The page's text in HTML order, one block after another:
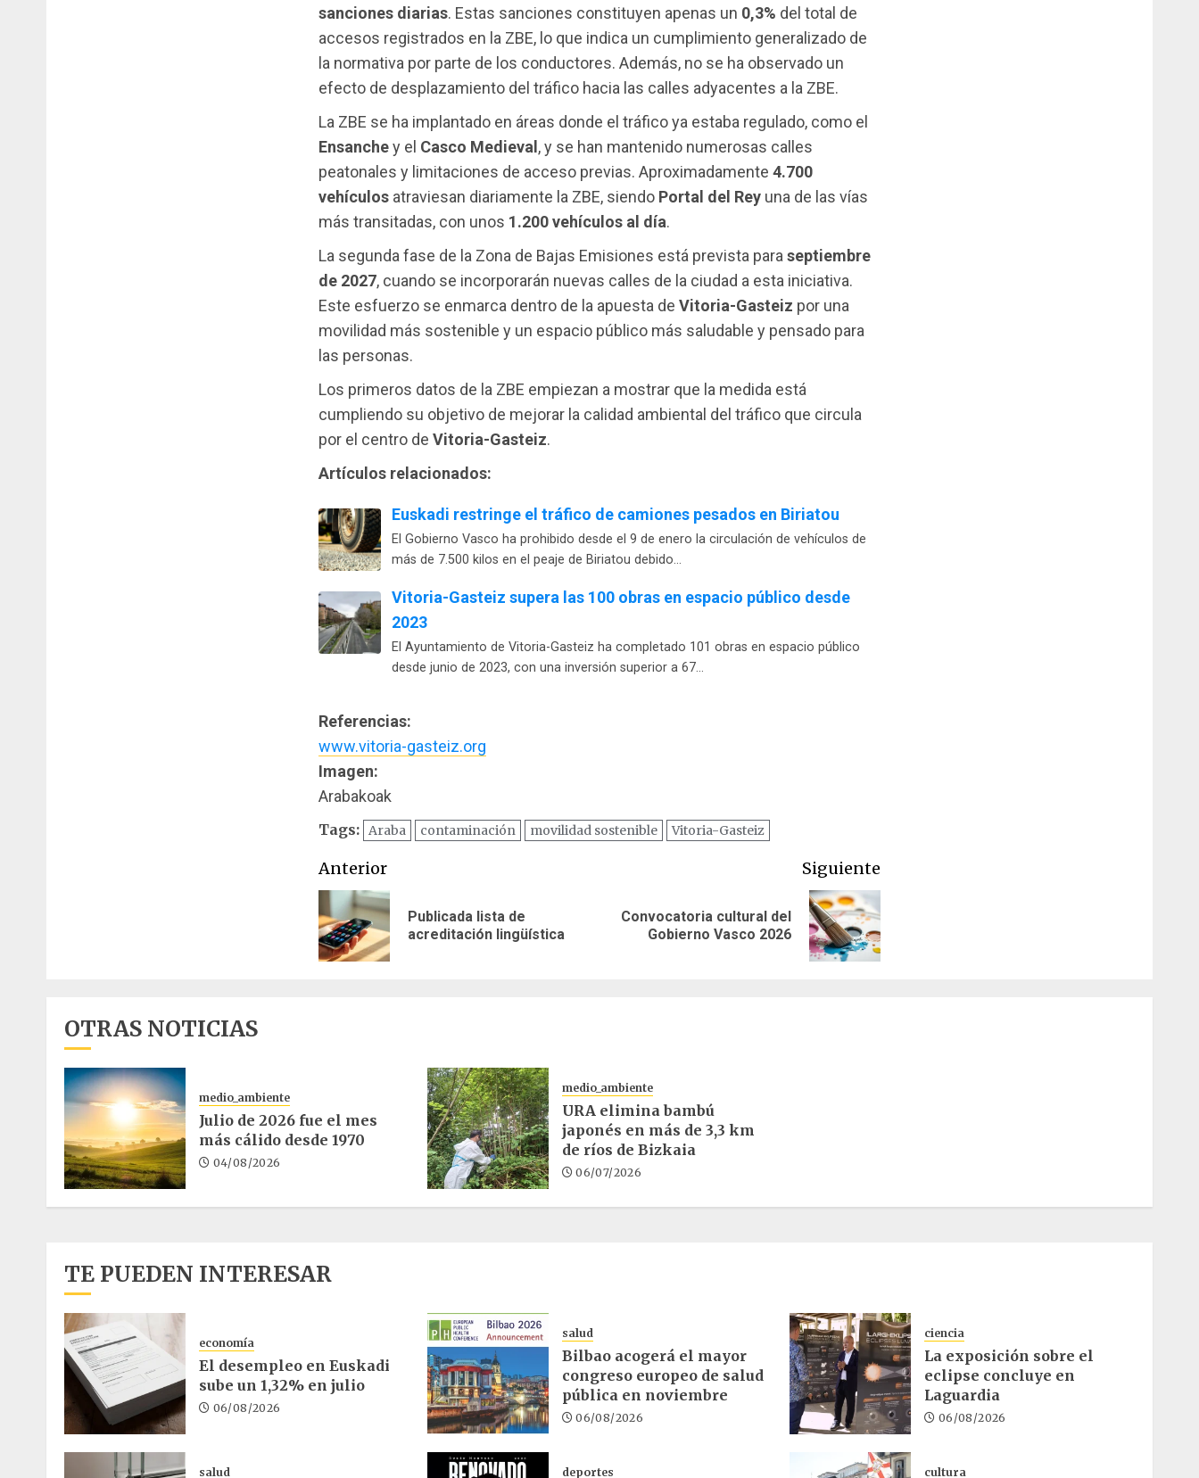
sanciones diarias. Estas sanciones constituyen apenas un 0,3% del total de
accesos registrados en la ZBE, lo que indica un cumplimiento generalizado de
la normativa por parte de los conductores. Además, no se ha observado un
efecto de desplazamiento del tráfico hacia las calles adyacentes a la ZBE.
La ZBE se ha implantado en áreas donde el tráfico ya estaba regulado, como el
Ensanchey el Casco Medieval , y se han mantenido numerosas calles
peatonales y limitaciones de acceso previas. Aproximadamente 4.700
vehículos atraviesan diariamente la ZBE, siendo Portal del Rey una de las vías
más transitadas, con unos 1.200 vehículos al día.
La segunda fase de la Zona de Bajas Emisiones está prevista paraseptiembre
de 2027, cuando se incorporarán nuevas calles de la ciudad a esta iniciativa.
Este esfuerzo se enmarca dentro de la apuesta de Vitoria-Gasteiz por una
movilidad más sostenible y un espacio público más saludable y pensado para
las personas.
Los primeros datos de la ZBE empiezan a mostrar que la medida está
cumpliendo su objetivo de mejorar la calidad ambiental del tráfico que circula
por el centro de Vitoria-Gasteiz.
Artículos relacionados:
Euskadi restringe el tráfico de camiones pesados en Biriatou
El Gobierno Vasco ha prohibido desde el 9 de enero la circulación de vehículos de
más de 7.500 kilos en el peaje de Biriatou debido…
Vitoria-Gasteiz supera las 100 obras en espacio público desde
2023
El Ayuntamiento de Vitoria-Gasteiz ha completado 101 obras en espacio público
desde junio de 2023, con una inversión superior a 67…
Referencias:
www.vitoria-gasteiz.org
Imagen:
Arabakoak
Tags: Araba contaminación movilidad sostenible Vitoria-Gasteiz
Navegación
de
entradas
Anterior
Entrada
anterior:
Publicada lista de
acreditación lingüística
Siguiente
Siguiente
entrada:
Convocatoria cultural del
Gobierno Vasco 2026
OTRAS NOTICIAS
medio_ambiente
Julio de 2026 fue el mes
más cálido desde 1970
04/08/2026
medio_ambiente
URA elimina bambú
japonés en más de 3,3 km
de ríos de Bizkaia
06/07/2026
TE PUEDEN INTERESAR
economía
El desempleo en Euskadi
sube un 1,32% en julio
06/08/2026
salud
Bilbao acogerá el mayor
congreso europeo de salud
pública en noviembre
06/08/2026
ciencia
La exposición sobre el
eclipse concluye en
Laguardia
06/08/2026
salud deportes cultura